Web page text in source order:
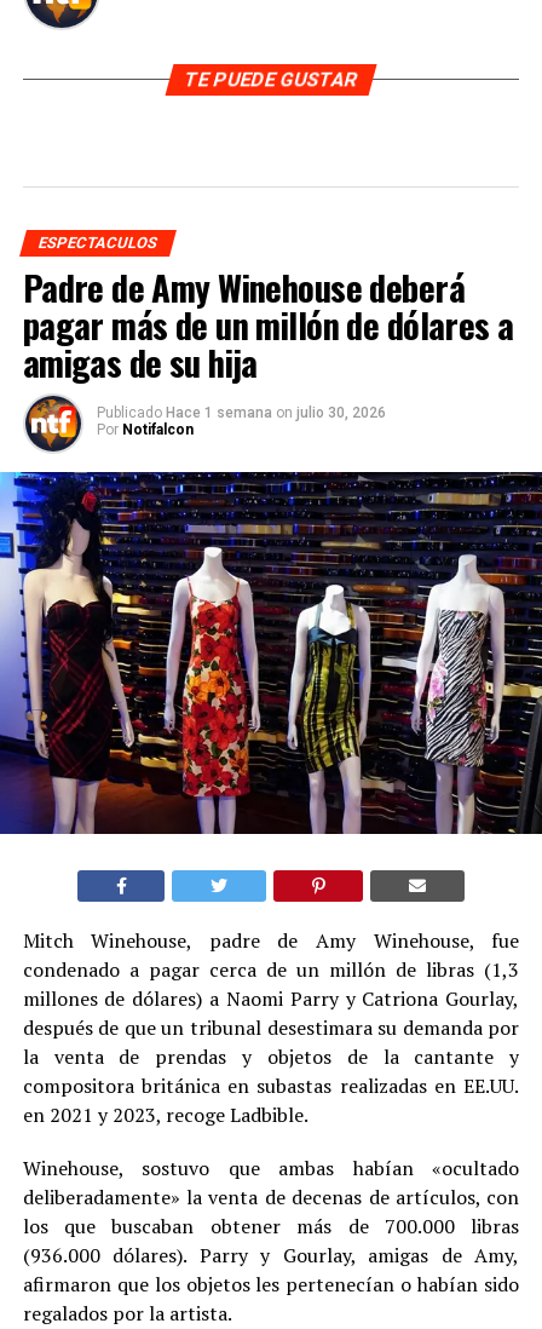
TE PUEDE GUSTAR
ESPECTACULOS
Padre de Amy Winehouse deberá
pagar más de un millón de dólares a
amigas de su hija
Publicado Hace 1 semana on julio 30, 2026
Por Notifalcon
Mitch Winehouse, padre de Amy Winehouse, fue
condenado a pagar cerca de un millón de libras (1,3
millones de dólares) a Naomi Parry y Catriona Gourlay,
después de que un tribunal desestimara su demanda por
la venta de prendas y objetos de la cantante y
compositora británica en subastas realizadas en EE.UU.
en 2021 y 2023, recoge Ladbible.
Winehouse, sostuvo que ambas habían «ocultado
deliberadamente» la venta de decenas de artículos, con
los que buscaban obtener más de 700.000 libras
(936.000 dólares). Parry y Gourlay, amigas de Amy,
afirmaron que los objetos les pertenecían o habían sido
regalados por la artista.